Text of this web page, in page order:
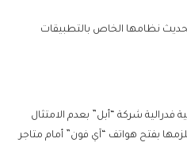
نظامها الخاص بالتطبيقات
شركة “أبل” بعدم الامتثال
بفتح هواتف “آي فون” أمام متاجر